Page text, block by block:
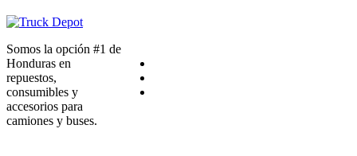
Somos la opción #1 de
Honduras en
repuestos,
consumibles y
accesorios para
camiones y buses.